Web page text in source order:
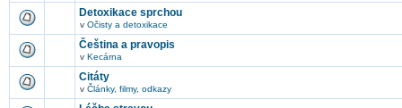
Detoxikace sprchou
v Očisty a detoxikace
Čeština a pravopis
v Kecárna
Citáty
v Články, filmy, odkazy